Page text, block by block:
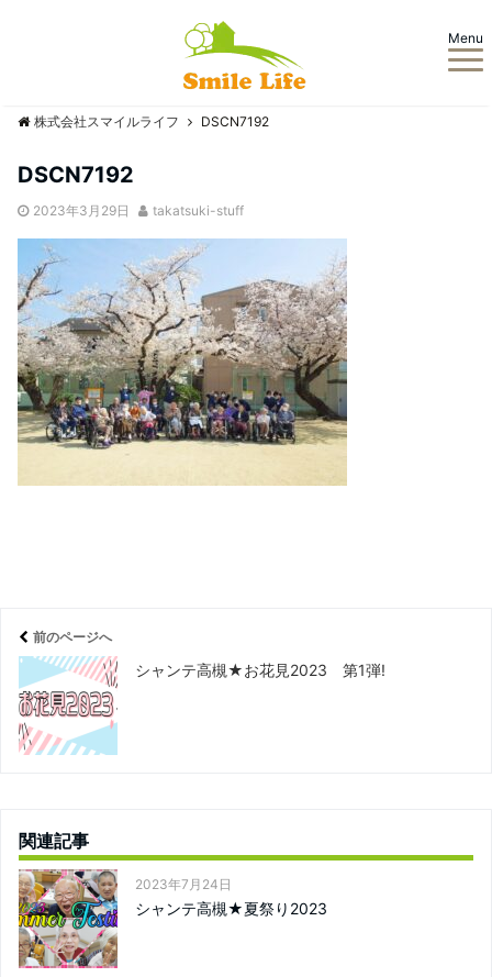
Menu
株式会社スマイルライフ DSCN7192
DSCN7192
2023年3月29日 takatsuki-stuff
前のページへ
シャンテ高槻★お花見2023 第1弾!
関連記事
2023年7月24日
シャンテ高槻★夏祭り2023